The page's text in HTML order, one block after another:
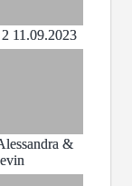
11.09.2023
&